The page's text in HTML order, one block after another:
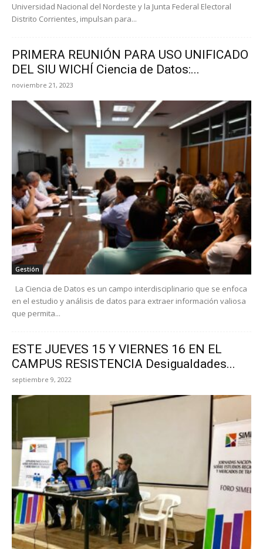
Universidad Nacional del Nordeste y la Junta Federal Electoral
Distrito Corrientes, impulsan para...
PRIMERA REUNIÓN PARA USO UNIFICADO
DEL SIU WICHÍ Ciencia de Datos:...
noviembre 21, 2023
Gestión
La Ciencia de Datos es un campo interdisciplinario que se enfoca
en el estudio y análisis de datos para extraer información valiosa
que permita...
ESTE JUEVES 15 Y VIERNES 16 EN EL
CAMPUS RESISTENCIA Desigualdades...
septiembre 9, 2022